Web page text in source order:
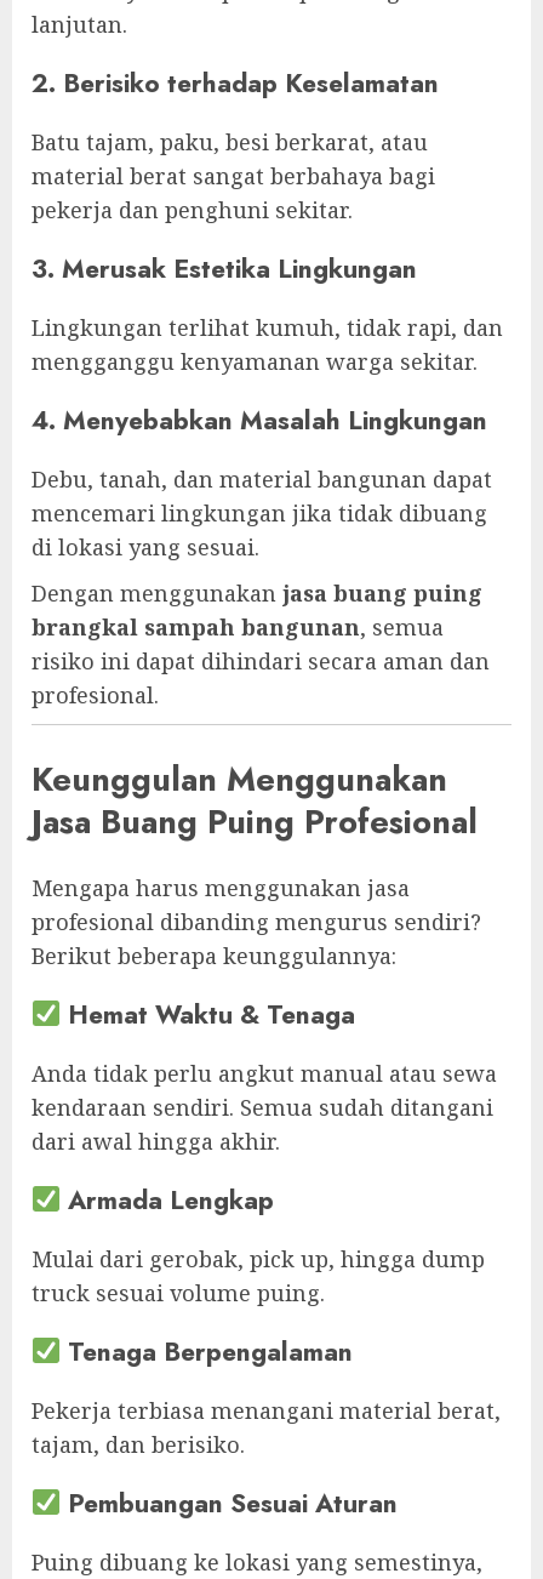
lanjutan.
2. Berisiko terhadap Keselamatan
Batu tajam, paku, besi berkarat, atau
material berat sangat berbahaya bagi
pekerja dan penghuni sekitar.
3. Merusak Estetika Lingkungan
Lingkungan terlihat kumuh, tidak rapi, dan
mengganggu kenyamanan warga sekitar.
4. Menyebabkan Masalah Lingkungan
Debu, tanah, dan material bangunan dapat
mencemari lingkungan jika tidak dibuang
di lokasi yang sesuai.
Dengan menggunakan jasa buang puing
brangkal sampah bangunan, semua
risiko ini dapat dihindari secara aman dan
profesional.
Keunggulan Menggunakan
Jasa Buang Puing Profesional
Mengapa harus menggunakan jasa
profesional dibanding mengurus sendiri?
Berikut beberapa keunggulannya:
Hemat Waktu & Tenaga
Anda tidak perlu angkut manual atau sewa
kendaraan sendiri. Semua sudah ditangani
dari awal hingga akhir.
Armada Lengkap
Mulai dari gerobak, pick up, hingga dump
truck sesuai volume puing.
Tenaga Berpengalaman
Pekerja terbiasa menangani material berat,
tajam, dan berisiko.
Pembuangan Sesuai Aturan
Puing dibuang ke lokasi yang semestinya,